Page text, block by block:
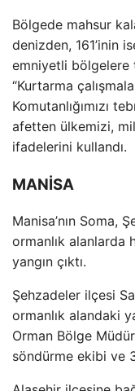
Bölgede mahsur
denizden, 161’inin
emniyetli bölgelere
“Kurtarma çal
Komutanlığımızı
afetten ülkemizi,
ifadelerini kullandı.
MANİSA
Manisa’nın Soma,
ormanlık alanlarda
yangın çıktı.
Şehzadeler ilçesi
ormanlık alandaki
Orman Bölge
söndürme ekibi ve